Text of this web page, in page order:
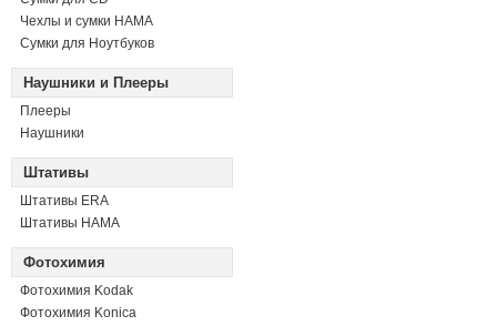
Чехлы и сумки HAMA
Сумки для Ноутбуков
Наушники и Плееры
Плееры
Наушники
Штативы
Штативы ERA
Штативы HAMA
Фотохимия
Фотохимия Kodak
Фотохимия Konica